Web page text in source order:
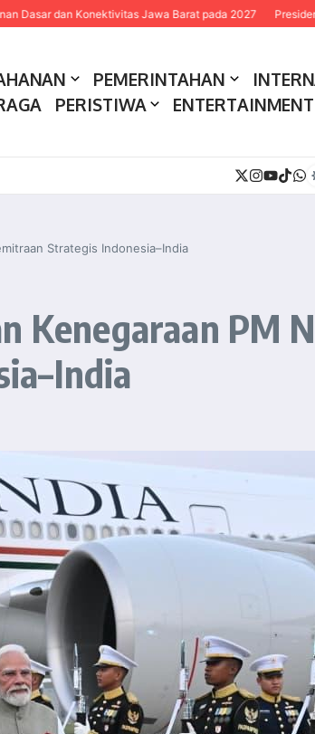
Konektivitas Jawa Barat pada 2027 Presiden
PEMERINTAHAN
PERISTIWA ENTERTAINMENT
Strategis Indonesia–India
Kenegaraan PM